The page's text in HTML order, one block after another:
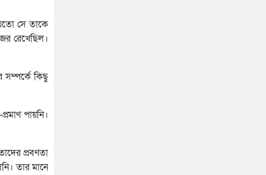
সে তাকে
রেখেছিল।
সম্পর্কে কিছু
পায়নি।
প্রবণতা
তার মানে